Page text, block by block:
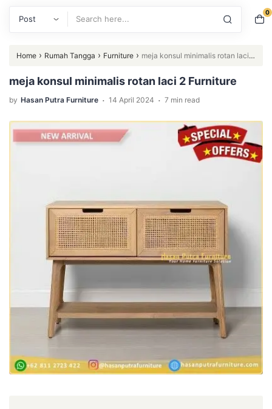
0
Home › Rumah Tangga › Furniture › meja konsul minimalis rotan laci 2
Furniture
meja konsul minimalis rotan laci 2 Furniture
by Hasan Putra Furniture . 14 April 2024 . 7 min read